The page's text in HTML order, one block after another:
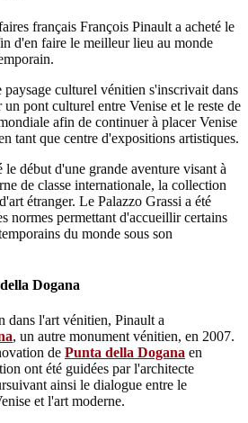
français François Pinault a acheté le
d'en faire le meilleur lieu au monde
culturel vénitien s'inscrivait dans
un pont culturel entre Venise et le reste de
afin de continuer à placer Venise
tant que centre d'expositions artistiques.
début d'une grande aventure visant à
de classe internationale, la collection
étranger. Le Palazzo Grassi a été
normes permettant d'accueillir certains
du monde sous son
Dogana
dans l'art vénitien, Pinault a
, un autre monument vénitien, en 2007.
de Punta della Dogana en
ont été guidées par l'architecte
ainsi le dialogue entre le
et l'art moderne.